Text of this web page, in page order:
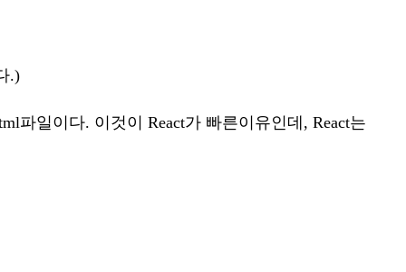
.)
파일이다. 이것이 React가 빠른이유인데, React는